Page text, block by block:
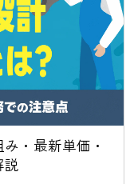
・最新単価・
説